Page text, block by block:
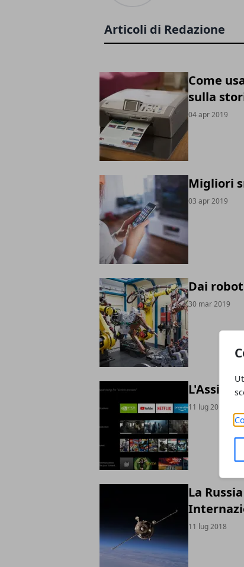
Articoli di Redazione
Come
sulla
04 apr 2019
Migliori
03 apr 2019
Dai
30 mar 2019
11 lug 2018
La
11 lug 2018